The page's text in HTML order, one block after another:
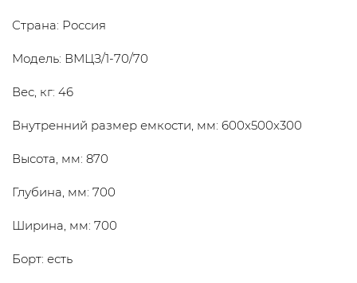
Страна: Россия
Модель: ВМЦЗ/1-70/70
Вес, кг: 46
Внутренний размер емкости, мм: 600x500x300
Высота, мм: 870
Глубина, мм: 700
Ширина, мм: 700
Борт: есть